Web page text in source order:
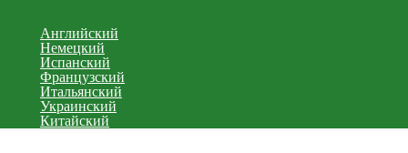
Английский
Немецкий
Испанский
Французский
Итальянский
Украинский
Китайский